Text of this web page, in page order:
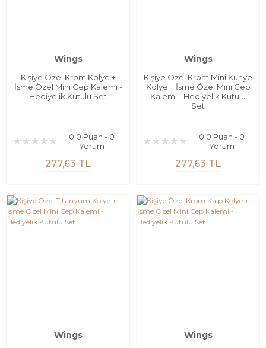
Wings
Kişiye Özel Krom Kolye +
İsme Özel Mini Cep Kalemi -
Hediyelik Kutulu Set
0.0 Puan - 0
Yorum
277,63 TL
Wings
Kişiye Özel Krom Mini Künye
Kolye + İsme Özel Mini Cep
Kalemi - Hediyelik Kutulu
Set
0.0 Puan - 0
Yorum
277,63 TL
Wings Wings